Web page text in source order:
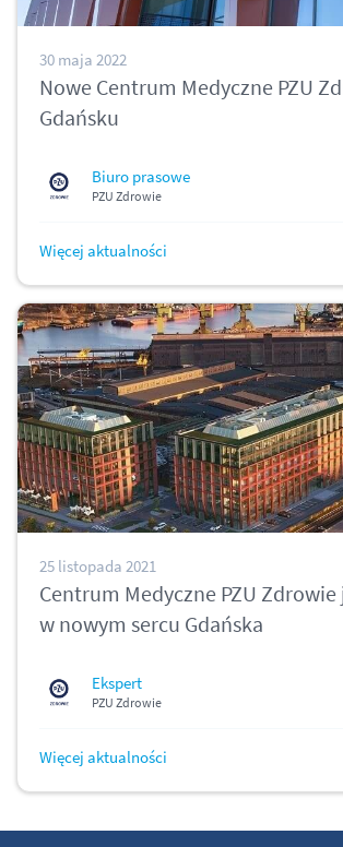
30 maja 2022
Nowe Centrum Medyczne PZU
Gdańsku
Biuro prasowe
PZU Zdrowie
Więcej aktualności
25 listopada 2021
Centrum Medyczne PZU
w nowym sercu Gdańska
Ekspert
PZU Zdrowie
Więcej aktualności